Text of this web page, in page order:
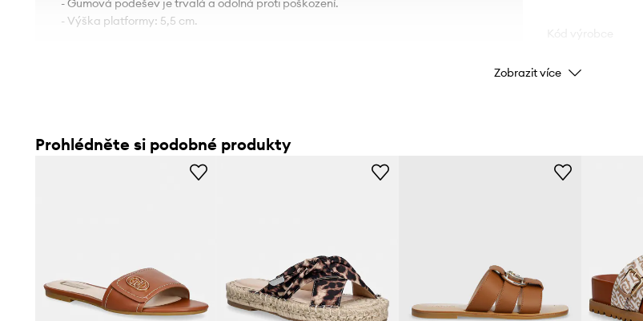
- Gumová podešev je trvalá a odolná proti poškození.
- Výška platformy: 5,5 cm.
Barva
Výrobce
Zobrazit více
Prohlédněte si podobné produkty